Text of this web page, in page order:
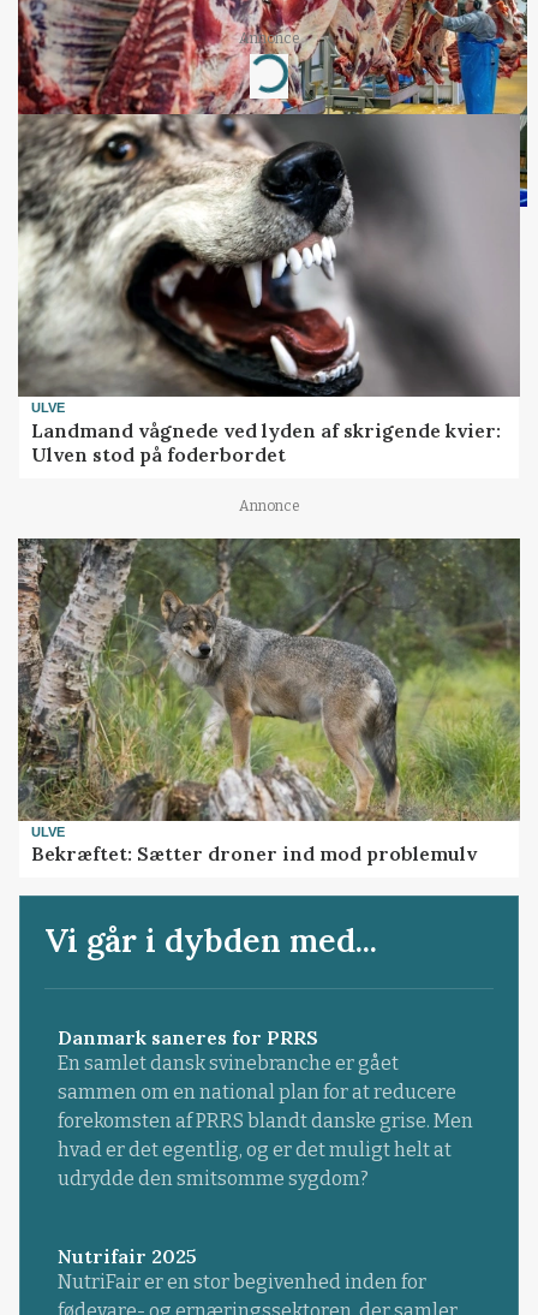
Annonce
Loading...
ULVE
Landmand vågnede ved lyden af skrigende kvier:
Ulven stod på foderbordet
Annonce
ULVE
Bekræftet: Sætter droner ind mod problemulv
Vi går i dybden med...
Danmark saneres for PRRS
En samlet dansk svinebranche er gået
sammen om en national plan for at reducere
forekomsten af PRRS blandt danske grise. Men
hvad er det egentlig, og er det muligt helt at
udrydde den smitsomme sygdom?
Nutrifair 2025
NutriFair er en stor begivenhed inden for
fødevare- og ernæringssektoren, der samler